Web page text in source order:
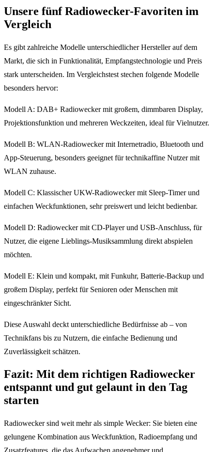
Unsere fünf Radiowecker-Favoriten im
Vergleich
Es gibt zahlreiche Modelle unterschiedlicher Hersteller auf dem
Markt, die sich in Funktionalität, Empfangstechnologie und Preis
stark unterscheiden. Im Vergleichstest stechen folgende Modelle
besonders hervor:
Modell A: DAB+ Radiowecker mit großem, dimmbaren Display,
Projektionsfunktion und mehreren Weckzeiten, ideal für Vielnutzer.
Modell B: WLAN-Radiowecker mit Internetradio, Bluetooth und
App-Steuerung, besonders geeignet für technikaffine Nutzer mit
WLAN zuhause.
Modell C: Klassischer UKW-Radiowecker mit Sleep-Timer und
einfachen Weckfunktionen, sehr preiswert und leicht bedienbar.
Modell D: Radiowecker mit CD-Player und USB-Anschluss, für
Nutzer, die eigene Lieblings-Musiksammlung direkt abspielen
möchten.
Modell E: Klein und kompakt, mit Funkuhr, Batterie-Backup und
großem Display, perfekt für Senioren oder Menschen mit
eingeschränkter Sicht.
Diese Auswahl deckt unterschiedliche Bedürfnisse ab – von
Technikfans bis zu Nutzern, die einfache Bedienung und
Zuverlässigkeit schätzen.
Fazit: Mit dem richtigen Radiowecker
entspannt und gut gelaunt in den Tag
starten
Radiowecker sind weit mehr als simple Wecker: Sie bieten eine
gelungene Kombination aus Weckfunktion, Radioempfang und